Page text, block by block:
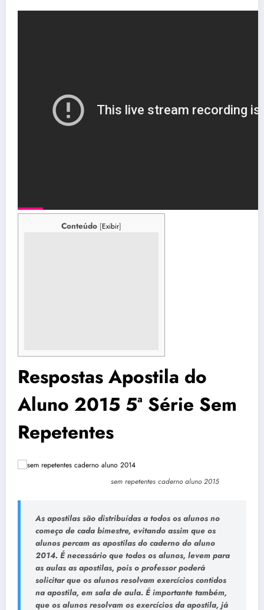
Conteúdo [Exibir]
Respostas Apostila do
Aluno 2015 5ª Série Sem
Repetentes
sem repetentes caderno aluno 2015
As apostilas são distribuídas a todos os alunos no
começo de cada bimestre, evitando assim que os
alunos percam as apostilas do caderno do aluno
2014. É necessário que todos os alunos, levem para
as aulas as apostilas, pois o professor poderá
solicitar que os alunos resolvam exercícios contidos
na apostila, em sala de aula. É importante também,
que os alunos resolvam os exercícios da apostila, já